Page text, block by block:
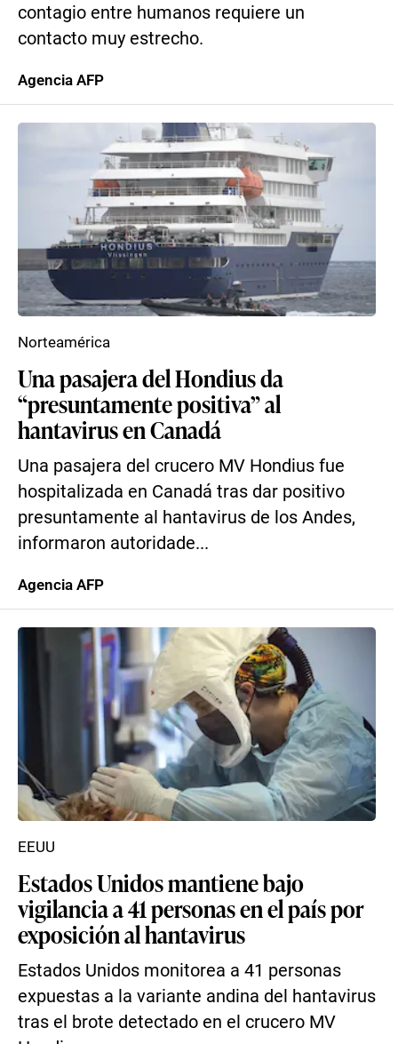
contagio entre humanos requiere un
contacto muy estrecho.
Agencia AFP
Una pasajera del Hondius da
“presuntamente positiva” al
hantavirus en Canadá
Una pasajera del crucero MV Hondius fue
hospitalizada en Canadá tras dar positivo
presuntamente al hantavirus de los Andes,
informaron autoridade...
Norteamérica
Agencia AFP
Estados Unidos mantiene bajo
vigilancia a 41 personas en el país por
exposición al hantavirus
Estados Unidos monitorea a 41 personas
expuestas a la variante andina del hantavirus
tras el brote detectado en el crucero MV
EEUU